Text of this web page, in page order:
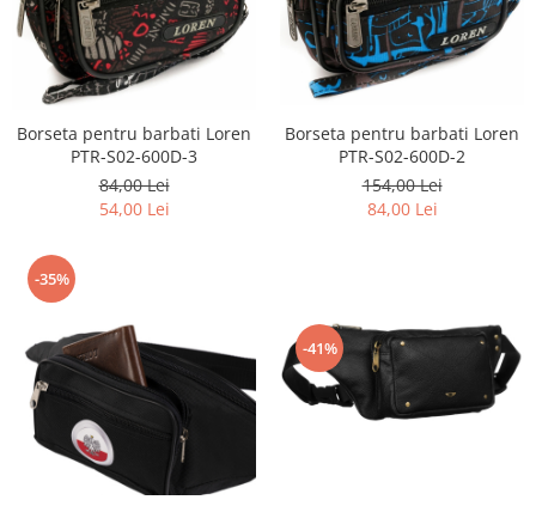
Borseta pentru barbati Loren
PTR-S02-600D-3
84,00 Lei
54,00 Lei
Borseta pentru barbati Loren
PTR-S02-600D-2
154,00 Lei
84,00 Lei
-35%
-41%